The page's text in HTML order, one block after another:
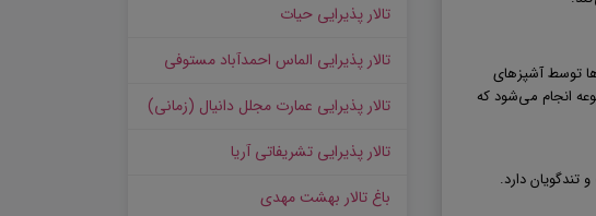
توسط آشپزهای
انجام می‌شود که
تندگویان دارد.
تالار پذیرایی حیات
تالار پذیرایی الماس احمدآباد مستوفی
تالار پذیرایی عمارت مجلل دانیال (زمانی)
تالار پذیرایی تشریفاتی آریا
باغ تالار بهشت مهدی